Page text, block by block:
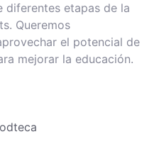
diferentes etapas de la
Queremos
el potencial de
mejorar la educación.